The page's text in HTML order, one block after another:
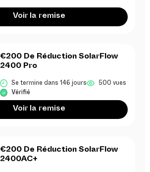
Voir la remise
€200 De Réduction SolarFlow
2400 Pro
Se termine dans 146 jours 500 vues
Vérifié
Voir la remise
€200 De Réduction SolarFlow
2400AC+